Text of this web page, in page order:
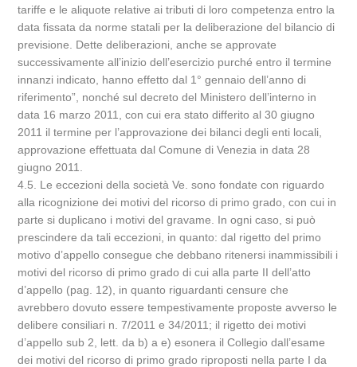
tariffe e le aliquote relative ai tributi di loro competenza entro la
data fissata da norme statali per la deliberazione del bilancio di
previsione. Dette deliberazioni, anche se approvate
successivamente all’inizio dell’esercizio purché entro il termine
innanzi indicato, hanno effetto dal 1° gennaio dell’anno di
riferimento”, nonché sul decreto del Ministero dell’interno in
data 16 marzo 2011, con cui era stato differito al 30 giugno
2011 il termine per l’approvazione dei bilanci degli enti locali,
approvazione effettuata dal Comune di Venezia in data 28
giugno 2011.
4.5. Le eccezioni della società Ve. sono fondate con riguardo
alla ricognizione dei motivi del ricorso di primo grado, con cui in
parte si duplicano i motivi del gravame. In ogni caso, si può
prescindere da tali eccezioni, in quanto: dal rigetto del primo
motivo d’appello consegue che debbano ritenersi inammissibili i
motivi del ricorso di primo grado di cui alla parte II dell’atto
d’appello (pag. 12), in quanto riguardanti censure che
avrebbero dovuto essere tempestivamente proposte avverso le
delibere consiliari n. 7/2011 e 34/2011; il rigetto dei motivi
d’appello sub 2, lett. da b) a e) esonera il Collegio dall’esame
dei motivi del ricorso di primo grado riproposti nella parte I da